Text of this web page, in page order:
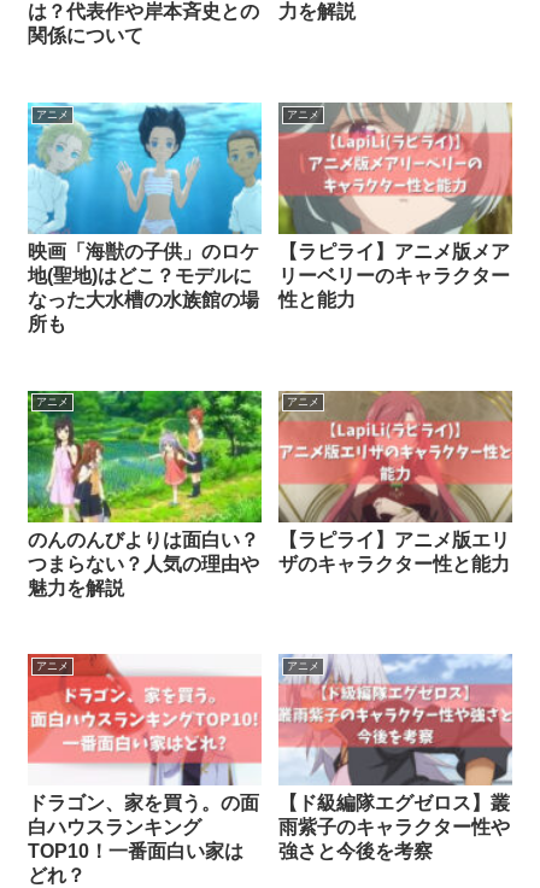
は？代表作や岸本斉史との
関係について
力を解説
アニメ
映画「海獣の子供」のロケ
地(聖地)はどこ？モデルに
なった大水槽の水族館の場
所も
アニメ
【ラピライ】アニメ版メア
リーベリーのキャラクター
性と能力
アニメ
のんのんびよりは面白い？
つまらない？人気の理由や
魅力を解説
アニメ
【ラピライ】アニメ版エリ
ザのキャラクター性と能力
アニメ
ドラゴン、家を買う。の面
白ハウスランキング
TOP10！一番面白い家は
どれ？
アニメ
【ド級編隊エグゼロス】叢
雨紫子のキャラクター性や
強さと今後を考察